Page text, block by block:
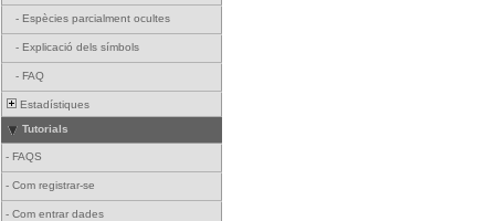
- Espècies parcialment ocultes
- Explicació dels símbols
- FAQ
Estadístiques
Tutorials
- FAQS
- Com registrar-se
- Com entrar dades